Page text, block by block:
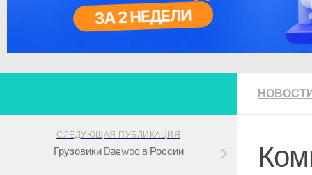
СЛЕДУЮЩАЯ ПУБЛИКАЦИЯ
Грузовики Daewoo в России